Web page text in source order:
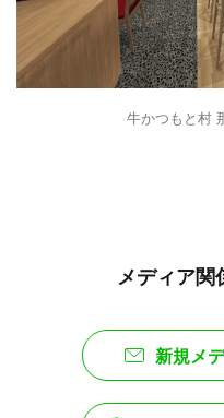
牛かつもと村
メディア関
新規メ